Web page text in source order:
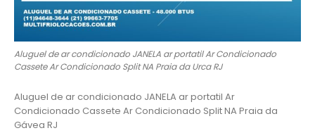
Aluguel de ar condicionado JANELA ar portatil Ar Condicionado
Cassete Ar Condicionado Split NA Praia da Urca RJ
Aluguel de ar condicionado JANELA ar portatil Ar
Condicionado Cassete Ar Condicionado Split NA Praia da
Gávea RJ